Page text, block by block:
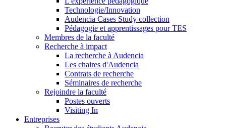
Technologie/Innovation
Audencia Cases Study collection
Pédagogie et apprentissages pour TES
Membres de la faculté
Recherche à impact
La recherche à Audencia
Les chaires d'Audencia
Contrats de recherche
Séminaires de recherche
Rejoindre la faculté
Postes ouverts
Visiting In
Entreprises